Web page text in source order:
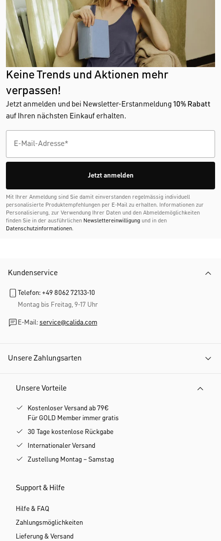
Keine Trends und Aktionen mehr
verpassen!
Jetzt anmelden und bei Newsletter-Erstanmeldung 10% Rabatt
auf Ihren nächsten Einkauf erhalten.
Jetzt anmelden
Mit Ihrer Anmeldung sind Sie damit einverstanden regelmässig individuell
personalisierte Produktempfehlungen per E-Mail zu erhalten. Informationen zur
Personalisierung, zur Verwendung Ihrer Daten und den Abmelde­möglichkeiten
finden Sie in der ausführlichen Newslettereinwilligung und in den
Datenschutzinformationen.
Kundenservice
Telefon: +49 8062 72133-10
Montag bis Freitag, 9-17 Uhr
E-Mail: service@calida.com
Unsere Zahlungsarten
Unsere Vorteile
Kostenloser Versand ab 79€
Für GOLD Member immer gratis
30 Tage kostenlose Rückgabe
Internationaler Versand
Zustellung Montag – Samstag
Support & Hilfe
Hilfe & FAQ
Zahlungsmöglichkeiten
Lieferung & Versand